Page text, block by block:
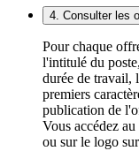
4. Consulter les
Pour chaque
l'intitulé du
durée de travail,
premiers
publication de
Vous accédez
ou sur le logo